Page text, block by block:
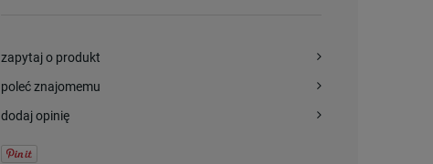
zapytaj o produkt
poleć znajomemu
dodaj opinię